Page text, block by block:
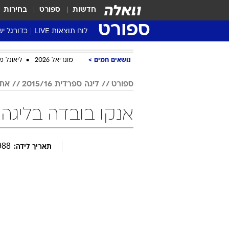
חדשות ספורט בחירות
ספורט לוח תוצאות LIVE כדורגל
ליגת העל Winner
גביע
שגרירים
נבחרות
ליגה
נושאים חמים מונדיאל 2026 ליאונל
ספורט ליגה ספרדית 2015/16
אנקו בובדה בליגה ספרדית
תאריך לידה: